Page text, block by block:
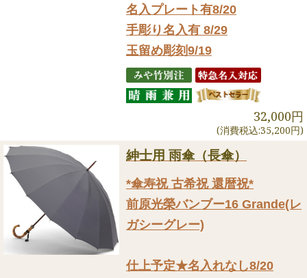
名入プレート有8/20
手彫り名入有 8/29
玉留め彫刻9/19
32,000円
(消費税込:35,200円)
紳士用 雨傘（長傘）
*傘寿祝 古希祝 還暦祝*
前原光榮バンブー16 Grande(レ
ガシーグレー)
仕上予定★名入れなし8/20